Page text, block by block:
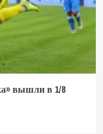
вышли в 1/8